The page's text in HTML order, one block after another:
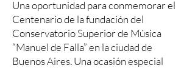
Una oportunidad para conmemorar el
Centenario de la fundación del
Conservatorio Superior de Música
“Manuel de Falla” en la ciudad de
Buenos Aires. Una ocasión especial